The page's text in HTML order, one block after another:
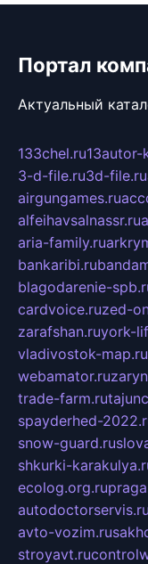
Портал
Актуальный
133chel.ru13autor-
3-d-file.ru3d-file.ru
airgungames.ru
alfeihavsalnassr.ru
aria-family.ru
bankaribi.ru
blagodarenie-
cardvoice.ruzed-
zarafshan.ruyork-
vladivostok-map.ru
webamator.ru
trade-farm.ru
spayderhed-
snow-guard.ru
shkurki-
ecolog.org.ru
autodoctorservis.ru
avto-vozim.ru
stroyavt.ru